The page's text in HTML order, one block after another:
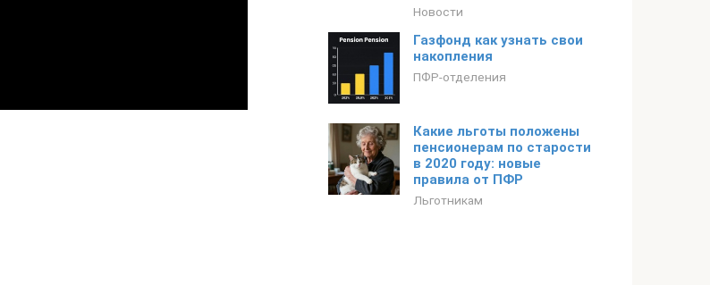
Новости
Газфонд как узнать свои
накопления
ПФР-отделения
Какие льготы положены
пенсионерам по старости
в 2020 году: новые
правила от ПФР
Льготникам